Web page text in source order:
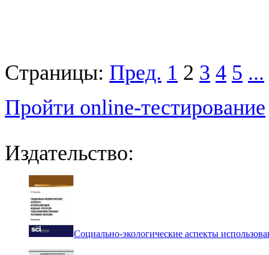
Страницы: Пред. 1 2 3 4 5 ...
Пройти online-тестирование
Издательство:
Социально-экологические аспекты